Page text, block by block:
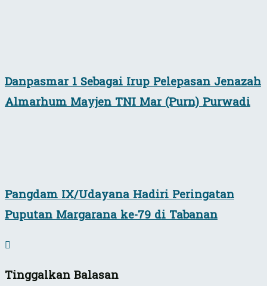
Danpasmar 1 Sebagai Irup Pelepasan Jenazah
Almarhum Mayjen TNI Mar (Purn) Purwadi
Pangdam IX/Udayana Hadiri Peringatan
Puputan Margarana ke-79 di Tabanan
Tinggalkan Balasan